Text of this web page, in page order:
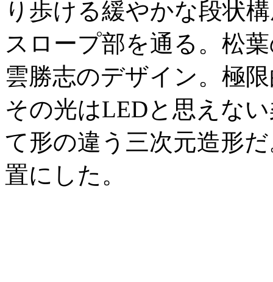
り歩ける緩やかな段状
スロープ部を通る。松
雲勝志のデザイン。極
その光はLEDと思えな
て形の違う三次元造形
置にした。